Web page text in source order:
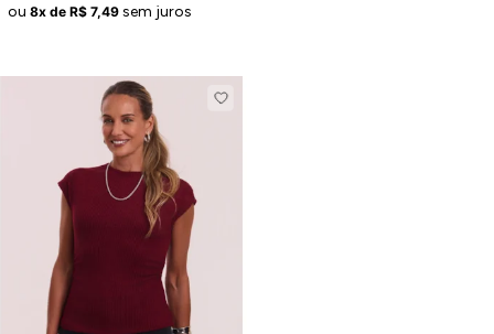
ou 8x de R$ 7,49 sem juros